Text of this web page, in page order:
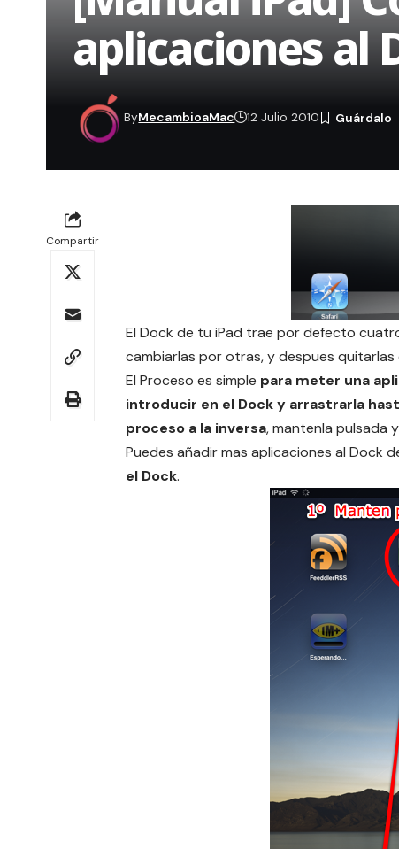
aplicaciones al
ByMecambioaMac 12 Julio 2010
Compartir
El Dock de tu iPad trae por defecto
cambiarlas por otras, y despues
El Proceso es simple para meter una
introducir en el Dock y arrastrarla
proceso a la inversa, mantenla pulsada
Puedes añadir mas aplicaciones al Dock
el Dock.